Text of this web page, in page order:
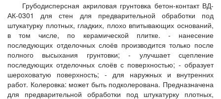
Грубодисперсная акриловая грунтовка бетон-контакт ВД-
АК-0301 для стен для предварительной обработки под
штукатурку плотных, гладких, плохо впитывающих оснований,
в том числе, по керамической плитке. - нанесение
последующих отделочных слоёв производится только после
полного высыхания грунтовки; - улучшает сцепление
последующих отделочных слоёв с поверхностью; - образует
шероховатую поверхность; - для наружных и внутренних
работ. Колеровка: может быть подколерована. Предназначена
для предварительной обработки под штукатурку плотных,